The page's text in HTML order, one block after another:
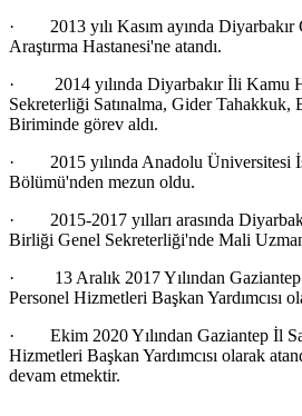
· 2013 yılı Kasım ayında Diyarbakır
Araştırma Hastanesi'ne atandı.
· 2014 yılında Diyarbakır İli Kamu
Sekreterliği Satınalma, Gider Tahakkuk,
Biriminde görev aldı.
· 2015 yılında Anadolu Üniversitesi
Bölümü'nden mezun oldu.
· 2015-2017 yılları arasında
Birliği Genel Sekreterliği'nde Mali
· 13 Aralık 2017 Yılından Gaziantep
Personel Hizmetleri Başkan Yardımcısı
· Ekim 2020 Yılından Gaziantep İl
Hizmetleri Başkan Yardımcısı olarak
devam etmektir.